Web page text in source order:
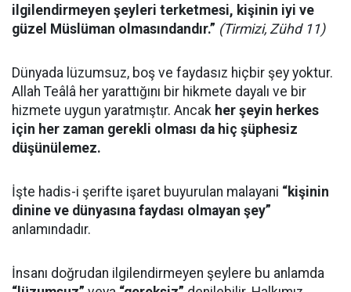
ilgilendirmeyen şeyleri terketmesi, kişinin iyi ve
güzel Müslüman olmasındandır.” (Tirmizi, Zühd 11)
Dünyada lüzumsuz, boş ve faydasız hiçbir şey yoktur.
Allah Teâlâ her yarattığını bir hikmete dayalı ve bir
hizmete uygun yaratmıştır. Ancak her şeyin herkes
için her zaman gerekli olması da hiç şüphesiz
düşünülemez.
İşte hadis-i şerifte işaret buyurulan malayani “kişinin
dinine ve dünyasına faydası olmayan şey”
anlamındadır.
İnsanı doğrudan ilgilendirmeyen şeylere bu anlamda